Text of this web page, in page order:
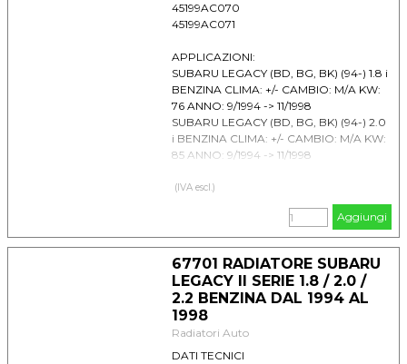
45199AC070
45199AC071
APPLICAZIONI:
SUBARU LEGACY (BD, BG, BK) (94-) 1.8 i
BENZINA CLIMA: +/- CAMBIO: M/A KW:
76 ANNO: 9/1994 -> 11/1998
SUBARU LEGACY (BD, BG, BK) (94-) 2.0
i BENZINA CLIMA: +/- CAMBIO: M/A KW:
85 ANNO: 9/1994 -> 11/1998
BENZINA CLIMA: +/- CAMBIO: M/A KW:
(IVA escl.)
Aggiungi
67701 RADIATORE SUBARU
LEGACY II SERIE 1.8 / 2.0 /
2.2 BENZINA DAL 1994 AL
1998
Radiatori Auto
DATI TECNICI